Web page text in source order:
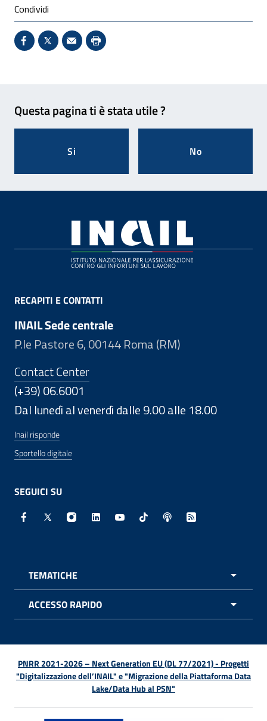
Condividi
Condividi su Facebook - Sito esterno - Apertura in
X - Sito esterno - Apertura in nuova finestra
Invio Mail: apre il programma di posta
Stampa pagina: scelta meno
Questa pagina ti è stata utile ?
Si No
RECAPITI E CONTATTI
INAIL Sede centrale
P.le Pastore 6, 00144 Roma (RM)
Contact Center
(+39) 06.6001
Dal lunedì al venerdì dalle 9.00 alle 18.00
Inail risponde
Sportello digitale
SEGUICI SU
Facebook - Sito esterno - Apertura in nuova finestra
X - Sito esterno - Apertura in nuova finestra
Instagram - Sito esterno - Apertura in
Linkedin - Sito esterno - Apertura in
Youtube - Sito esterno -
TikTok - Sito esterno -
Spreaker - Sito
Feed RSS -
TEMATICHE
ACCESSO RAPIDO
PNRR 2021-2026 – Next Generation EU (DL 77/2021) - Progetti
"Digitalizzazione dell’INAIL" e "Migrazione della Piattaforma Data
Lake/Data Hub al PSN"